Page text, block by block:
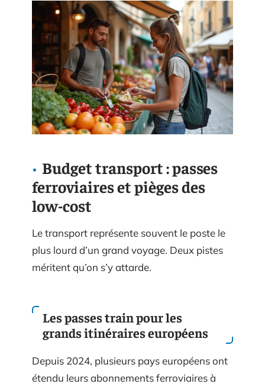
Budget transport : passes
ferroviaires et pièges des
low-cost
Le transport représente souvent le poste le
plus lourd d’un grand voyage. Deux pistes
méritent qu’on s’y attarde.
Les passes train pour les
grands itinéraires européens
Depuis 2024, plusieurs pays européens ont
étendu leurs abonnements ferroviaires à